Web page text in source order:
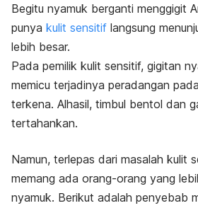
Begitu nyamuk berganti menggigit
punya kulit sensitif langsung
lebih besar.
Pada pemilik kulit sensitif, gigitan
memicu terjadinya peradangan
terkena. Alhasil, timbul bentol dan
tertahankan.
Namun, terlepas dari masalah kulit
memang ada orang-orang yang
nyamuk. Berikut adalah penyebab